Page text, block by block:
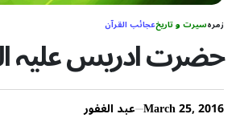
زمرہسیرت و تاریخعجائب القرآن
حضرت ادریس علیہ
March 25, 2016 عبد الغفور